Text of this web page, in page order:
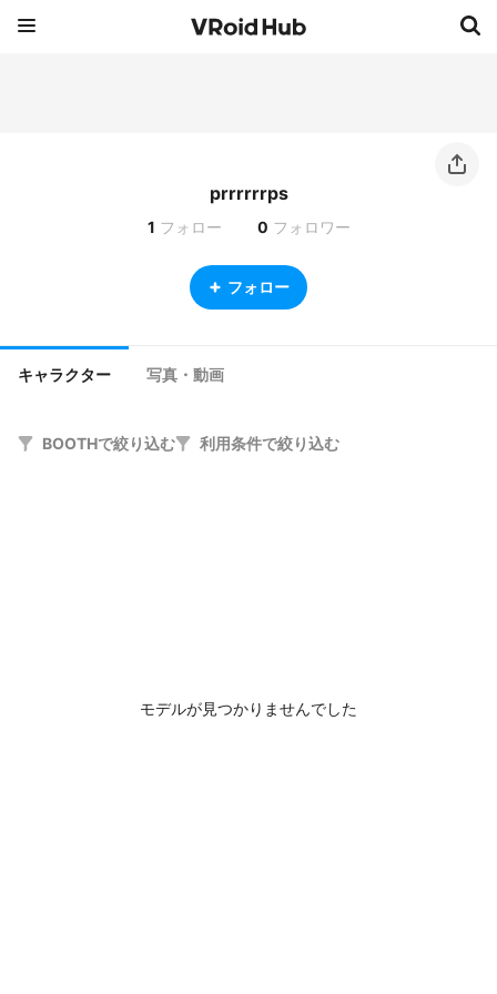
prrrrrrps
1 フォロー 0 フォロワー
フォロー
キャラクター 写真・動画
BOOTHで絞り込む 利用条件で絞り込む
モデルが見つかりませんでした